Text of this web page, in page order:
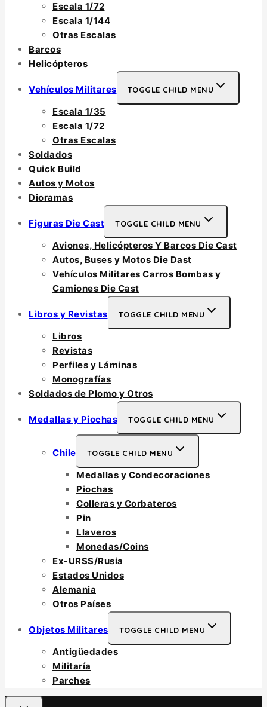
Escala 1/72
Escala 1/144
Otras Escalas
Barcos
Helicópteros
Vehículos Militares TOGGLE CHILD MENU
Escala 1/35
Escala 1/72
Otras Escalas
Soldados
Quick Build
Autos y Motos
Dioramas
Figuras Die Cast TOGGLE CHILD MENU
Aviones, Helicópteros Y Barcos Die Cast
Autos, Buses y Motos Die Dast
Vehículos Militares Carros Bombas y
Camiones Die Cast
Libros y Revistas TOGGLE CHILD MENU
Libros
Revistas
Perfiles y Láminas
Monografías
Soldados de Plomo y Otros
Medallas y Piochas TOGGLE CHILD MENU
Chile TOGGLE CHILD MENU
Medallas y Condecoraciones
Piochas
Colleras y Corbateros
Pin
Llaveros
Monedas/Coins
Ex-URSS/Rusia
Estados Unidos
Alemania
Otros Países
Objetos Militares TOGGLE CHILD MENU
Antigüedades
Militaría
Parches